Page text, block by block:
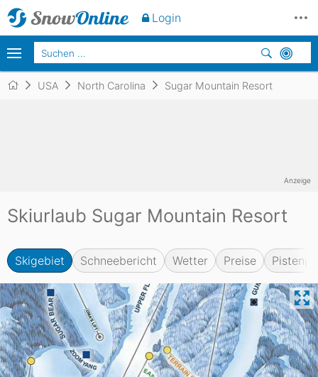
USA North Carolina Sugar Mountain Resort
Skiurlaub Sugar Mountain Resort
Skigebiet Schneebericht Wetter Preise
Anzeige
Login